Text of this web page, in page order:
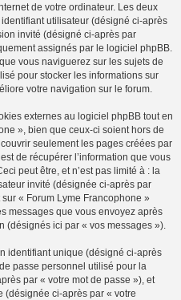
de votre ordinateur. Les deux
utilisateur (désigné ci-après
invité (désigné ci-après par
assignés par le logiciel phpBB.
vous naviguerez sur les sujets de
pour stocker les informations sur
votre navigation sur le forum.
externes au logiciel phpBB tout en
», bien que ceux-ci soient hors de
seulement les pages créées par
de récupérer l’information que vous
peut être, et n’est pas limité à : la
invité (désignée ci-après par
« Forum Lyme Francophone »
messages que vous envoyez après
(désignés ici par « vos messages »).
identifiant unique (désigné ci-après
passe personnel utilisé pour la
par « votre mot de passe »), et
ci-après par « votre